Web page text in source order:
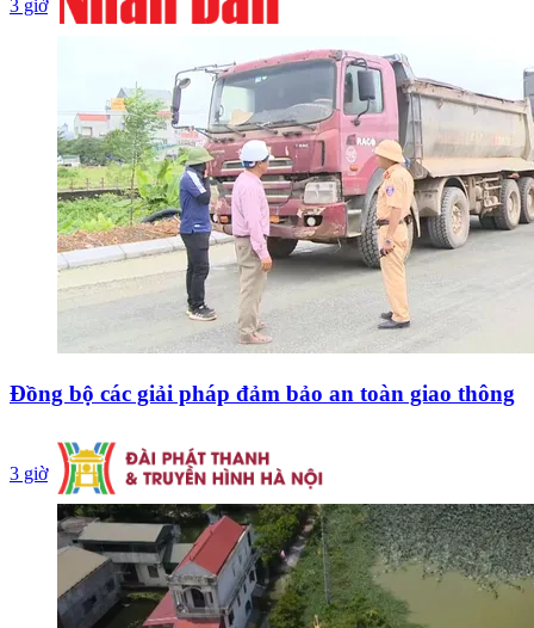
3 giờ
Đồng bộ các giải pháp đảm bảo an toàn giao thông
3 giờ